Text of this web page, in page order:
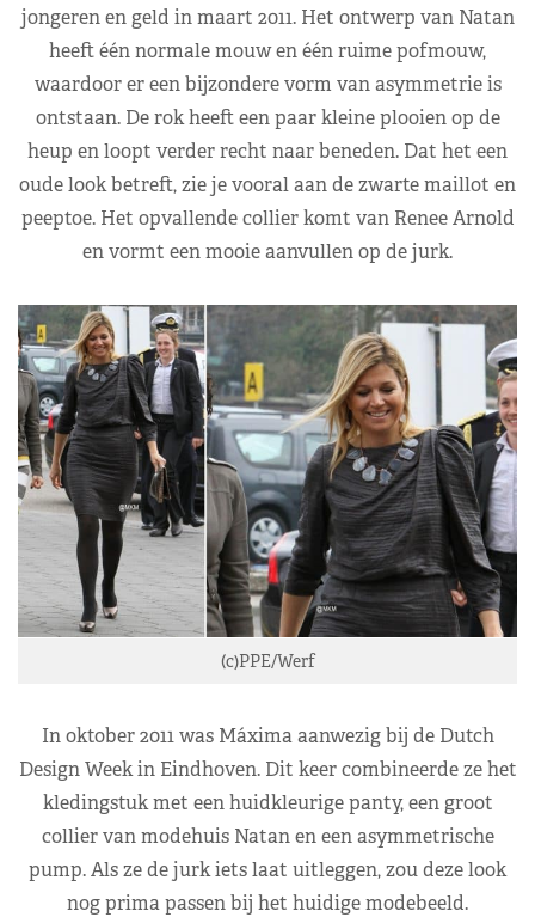
jongeren en geld in maart 2011. Het ontwerp van Natan
heeft één normale mouw en één ruime pofmouw,
waardoor er een bijzondere vorm van asymmetrie is
ontstaan. De rok heeft een paar kleine plooien op de
heup en loopt verder recht naar beneden. Dat het een
oude look betreft, zie je vooral aan de zwarte maillot en
peeptoe. Het opvallende collier komt van Renee Arnold
en vormt een mooie aanvullen op de jurk.
(c)PPE/Werf
In oktober 2011 was Máxima aanwezig bij de Dutch
Design Week in Eindhoven. Dit keer combineerde ze het
kledingstuk met een huidkleurige panty, een groot
collier van modehuis Natan en een asymmetrische
pump. Als ze de jurk iets laat uitleggen, zou deze look
nog prima passen bij het huidige modebeeld.